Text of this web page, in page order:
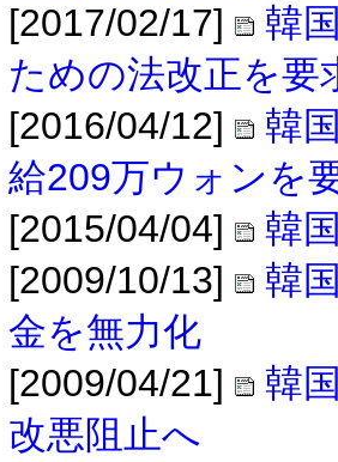
[2017/02/17]
韓
ための法改正を要
[2016/04/12]
韓
給209万ウォンを
[2015/04/04]
韓
[2009/10/13]
韓
金を無力化
[2009/04/21]
韓
改悪阻止へ